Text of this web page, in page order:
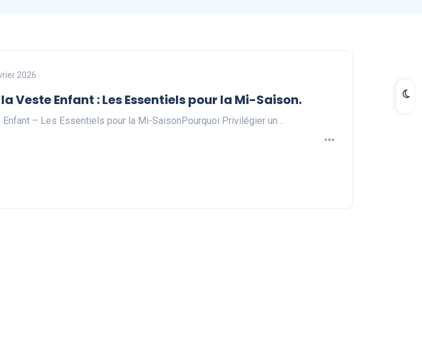
2026
Veste Enfant : Les Essentiels pour la Mi-Saison.
– Les Essentiels pour la Mi-SaisonPourquoi Privilégier un…